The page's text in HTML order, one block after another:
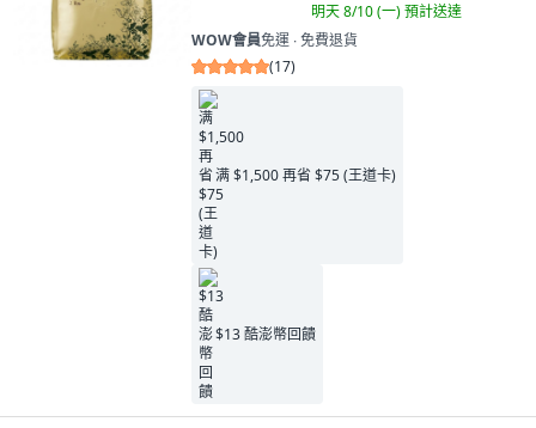
明天 8/10 (一)預計送達
WOW會員免運 ∙ 免費退貨
(17)
满 $1,500 再省 $75 (王道卡)
$13 酷澎幣回饋